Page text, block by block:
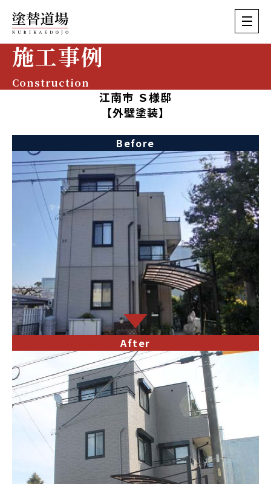
施工事例
Construction
江南市 Ｓ様邸
【外壁塗装】
Before
After